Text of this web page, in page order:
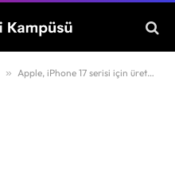
» Apple, iPhone 17 serisi için üretim hedefini yükseltildi